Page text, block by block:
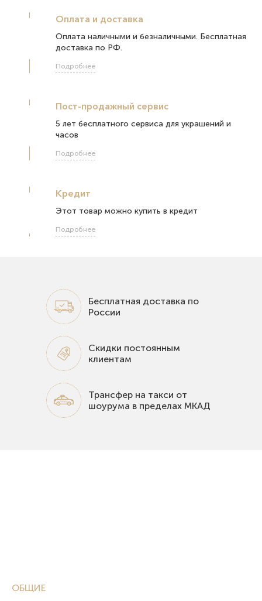
Оплата и доставка
Оплата наличными и безналичными. Бесплатная
доставка по РФ.
Подробнее
Пост-продажный сервис
5 лет бесплатного сервиса для украшений и
часов
Подробнее
Кредит
Этот товар можно купить в кредит
Подробнее
Бесплатная доставка по
России
Скидки постоянным
клиентам
Трансфер на такси от
шоурума в пределах МКАД
ОБЩИЕ